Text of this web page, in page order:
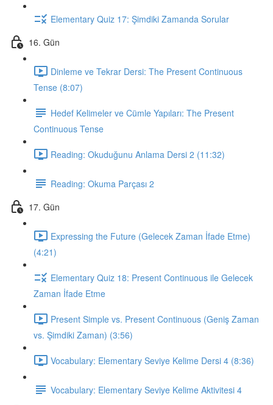
Elementary Quiz 17: Şimdiki Zamanda Sorular
16. Gün
Dinleme ve Tekrar Dersi: The Present Continuous
Tense (8:07)
Hedef Kelimeler ve Cümle Yapıları: The Present
Continuous Tense
Reading: Okuduğunu Anlama Dersi 2 (11:32)
Reading: Okuma Parçası 2
17. Gün
Expressing the Future (Gelecek Zaman İfade Etme)
(4:21)
Elementary Quiz 18: Present Continuous ile Gelecek
Zaman İfade Etme
Present Simple vs. Present Continuous (Geniş Zaman
vs. Şimdiki Zaman) (3:56)
Vocabulary: Elementary Seviye Kelime Dersi 4 (8:36)
Vocabulary: Elementary Seviye Kelime Aktivitesi 4